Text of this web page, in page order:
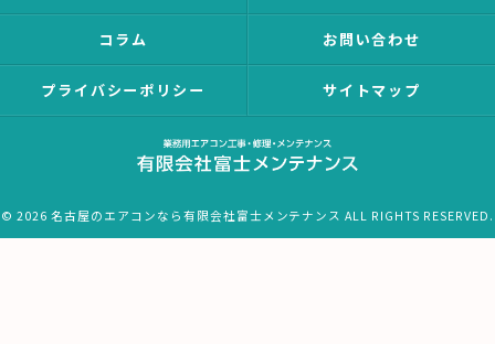
コラム お問い合わせ
プライバシーポリシー サイトマップ
© 2026 名古屋のエアコンなら有限会社富士メンテナンス ALL RIGHTS RESERVED.